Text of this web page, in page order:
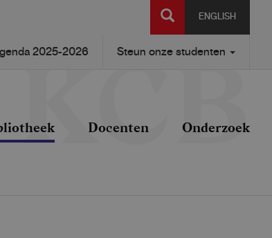
ENGLISH
SEARCH
2025-2026 Steun onze studenten
Docenten Onderzoek